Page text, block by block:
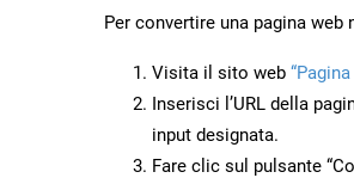
Per convertire una pagina
Visita il sito web
Inserisci l’URL della
input designata.
Fare clic sul pulsante